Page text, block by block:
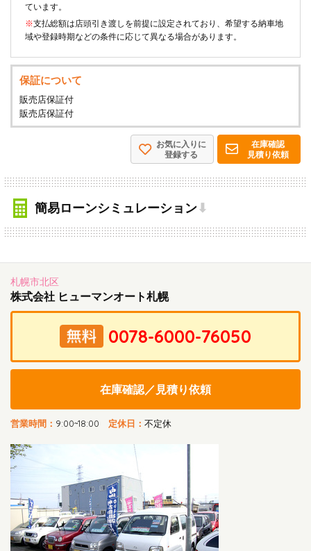
ています。
※支払総額は店頭引き渡しを前提に設定されており、希望する納車地
域や登録時期などの条件に応じて異なる場合があります。
保証について
販売店保証付
販売店保証付
在庫確認
見積り依頼
お気に入りに
登録する
簡易ローンシミュレーション⬇
札幌市北区
株式会社 ヒューマンオート札幌
在庫確認／見積り依頼
営業時間： 9:00~18:00 定休日： 不定休